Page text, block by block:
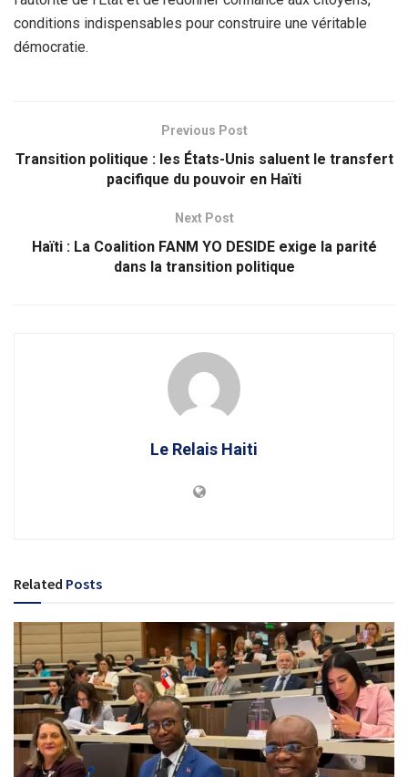
conditions indispensables pour construire une véritable
démocratie.
Previous Post
Transition politique : les États-Unis saluent le transfert
pacifique du pouvoir en Haïti
Next Post
Haïti : La Coalition FANM YO DESIDE exige la parité
dans la transition politique
Le Relais Haiti
Related Posts